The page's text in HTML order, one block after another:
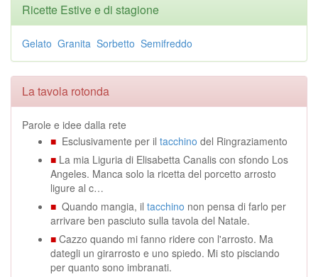
Ricette Estive e di stagione
Gelato Granita Sorbetto Semifreddo
La tavola rotonda
Parole e idee dalla rete
■ Esclusivamente per il tacchino del Ringraziamento
■ La mia Liguria di Elisabetta Canalis con sfondo Los
Angeles. Manca solo la ricetta del porcetto arrosto
ligure al c…
■ Quando mangia, il tacchino non pensa di farlo per
arrivare ben pasciuto sulla tavola del Natale.
■ Cazzo quando mi fanno ridere con l'arrosto. Ma
dategli un girarrosto e uno spiedo. Mi sto pisciando
per quanto sono imbranati.